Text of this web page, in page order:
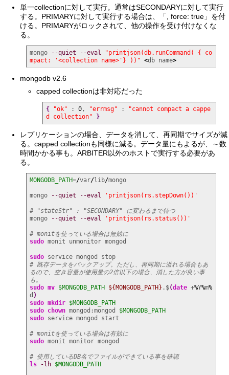
単一collectionに対して実行。通常はSECONDARYに対して実行
する。PRIMARYに対して実行する場合は、「, force: true」を付
ける。PRIMARYがロックされて、他の操作を受け付けなくな
る。
mongo --quiet --eval
"printjson(db.runCommand( { co
mpact: '<collection name>'} ))" <db name>
mongodb v2.6
capped collectionは非対応だった
{ "ok" : 0, "errmsg" :
"cannot compact a cappe
d collection"
}
レプリケーションの場合、データを消して、再同期でサイズが減
る。capped collectionも同様に減る。データ量にもよるが、～数
時間かかる事も。ARBITER以外のホストで実行する必要があ
る。
MONGODB_PATH=/var/lib/mongo
mongo --quiet --eval 'printjson(rs.stepDown())'
# "stateStr" : "SECONDARY" に変わるまで待つ
mongo
--quiet --eval 'printjson(rs.status())'
# monitを使っている場合は無効に
sudo monit unmonitor mongod
sudo
service mongod stop
# 既存データをバックアップ。ただし、再同期に溢れる場合もあ
るので、空き容量が使用量の2倍以下の場合、消した方が良い事
も。
sudo mv $MONGODB_PATH ${MONGODB_PATH} .$(date +%Y%m%
d )
sudo mkdir $MONGODB_PATH
sudo chown mongod:mongod $MONGODB_PATH
sudo service mongod start
# monitを使っている場合は有効に
sudo monit monitor mongod
# 使用しているDB名でファイルができている事を確認
ls
-lh $MONGODB_PATH